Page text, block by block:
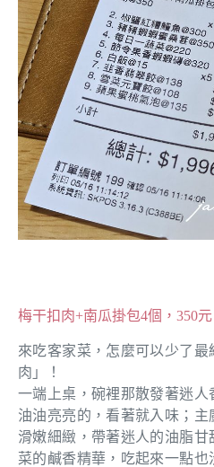
梅干扣肉+南瓜掛包4個，350元
來吃客家菜，怎麼可以少了最
肉」！
一端上桌，碗裡那散發著迷人
油油亮亮的，看著就入味；主
滑嫩細緻，帶著迷人的油脂甘
菜的鹹香精華，吃起來一點也